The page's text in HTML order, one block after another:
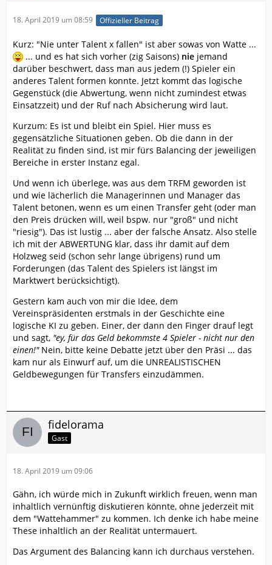
18. April 2019 um 08:59 Offizieller Beitrag
Kurz: "Nie unter Talent x fallen" ist aber sowas von Watte ...
... und es hat sich vorher (zig Saisons) nie jemand
darüber beschwert, dass man aus jedem (!) Spieler ein
anderes Talent formen konnte. Jetzt kommt das logische
Gegenstück (die Abwertung, wenn nicht zumindest etwas
Einsatzzeit) und der Ruf nach Absicherung wird laut.
Kurzum: Es ist und bleibt ein Spiel. Hier muss es
gegensätzliche Situationen geben. Ob die dann in der
Realität zu finden sind, ist mir fürs Balancing der jeweiligen
Bereiche in erster Instanz egal.
Und wenn ich überlege, was aus dem TRFM geworden ist
und wie lächerlich die Managerinnen und Manager das
Talent betonen, wenn es um einen Transfer geht (oder man
den Preis drücken will, weil bspw. nur "groß" und nicht
"riesig"). Das ist lustig ... aber der falsche Ansatz. Also stelle
ich mit der ABWERTUNG klar, dass ihr damit auf dem
Holzweg seid (schon sehr lange übrigens) rund um
Forderungen (das Talent des Spielers ist längst im
Marktwert berücksichtigt).
Gestern kam auch von mir die Idee, dem
Vereinspräsidenten erstmals in der Geschichte eine
logische KI zu geben. Einer, der dann den Finger drauf legt
und sagt, "ey, für das Geld bekommste 4 Spieler - nicht nur den
einen!"Nein, bitte keine Debatte jetzt über den Präsi ... das
kam nur als Einwurf auf, um die UNREALISTISCHEN
Geldbewegungen für Transfers einzudämmen.
fidelorama
Gast
18. April 2019 um 09:06
Gähn, ich würde mich in Zukunft wirklich freuen, wenn man
inhaltlich vernünftig diskutieren könnte, ohne jederzeit mit
dem "Wattehammer" zu kommen. Ich denke ich habe meine
These inhaltlich an der Realität untermauert.
Das Argument des Balancing kann ich durchaus verstehen.